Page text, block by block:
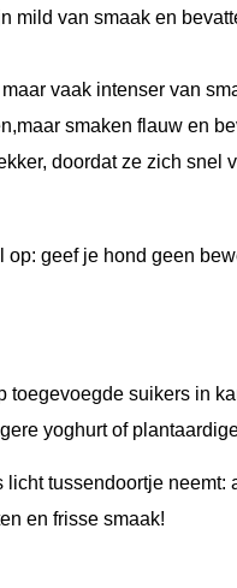
mild van smaak en
vaak intenser van
smaken flauw en
doordat ze zich snel
geef je hond geen
suikers in
yoghurt of
tussendoortje
en frisse smaak!